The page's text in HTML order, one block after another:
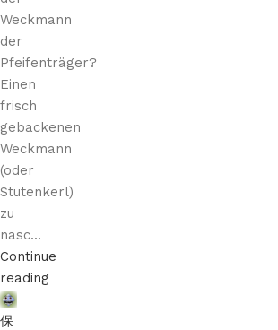
Weckmann
der
Pfeifenträger?
Einen
frisch
gebackenen
Weckmann
(oder
Stutenkerl)
zu
nasc...
Continue
reading
保